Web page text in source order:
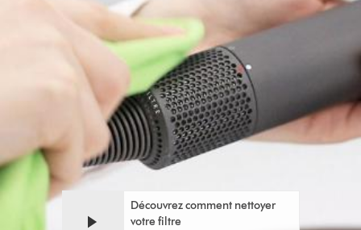
Découvrez comment nettoyer
votre filtre